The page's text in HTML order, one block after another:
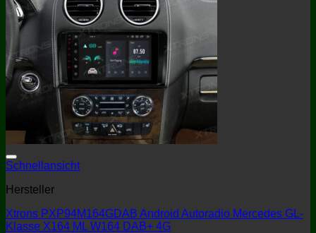
Schnellansicht
Hersteller
Xtrons PXP94M164GDAB Android Autoradio Mercedes GL-
Klasse X164 ML W164 DAB+ 4G